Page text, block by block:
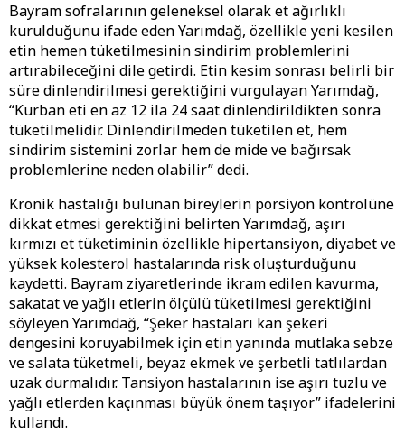
Bayram sofralarının geleneksel olarak et ağırlıklı
kurulduğunu ifade eden Yarımdağ, özellikle yeni kesilen
etin hemen tüketilmesinin sindirim problemlerini
artırabileceğini dile getirdi. Etin kesim sonrası belirli bir
süre dinlendirilmesi gerektiğini vurgulayan Yarımdağ,
“Kurban eti en az 12 ila 24 saat dinlendirildikten sonra
tüketilmelidir. Dinlendirilmeden tüketilen et, hem
sindirim sistemini zorlar hem de mide ve bağırsak
problemlerine neden olabilir” dedi.
Kronik hastalığı bulunan bireylerin porsiyon kontrolüne
dikkat etmesi gerektiğini belirten Yarımdağ, aşırı
kırmızı et tüketiminin özellikle hipertansiyon, diyabet ve
yüksek kolesterol hastalarında risk oluşturduğunu
kaydetti. Bayram ziyaretlerinde ikram edilen kavurma,
sakatat ve yağlı etlerin ölçülü tüketilmesi gerektiğini
söyleyen Yarımdağ, “Şeker hastaları kan şekeri
dengesini koruyabilmek için etin yanında mutlaka sebze
ve salata tüketmeli, beyaz ekmek ve şerbetli tatlılardan
uzak durmalıdır. Tansiyon hastalarının ise aşırı tuzlu ve
yağlı etlerden kaçınması büyük önem taşıyor” ifadelerini
kullandı.